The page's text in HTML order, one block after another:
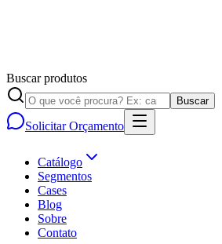
Buscar produtos
Buscar
Solicitar Orçamento
Catálogo
Segmentos
Cases
Blog
Sobre
Contato